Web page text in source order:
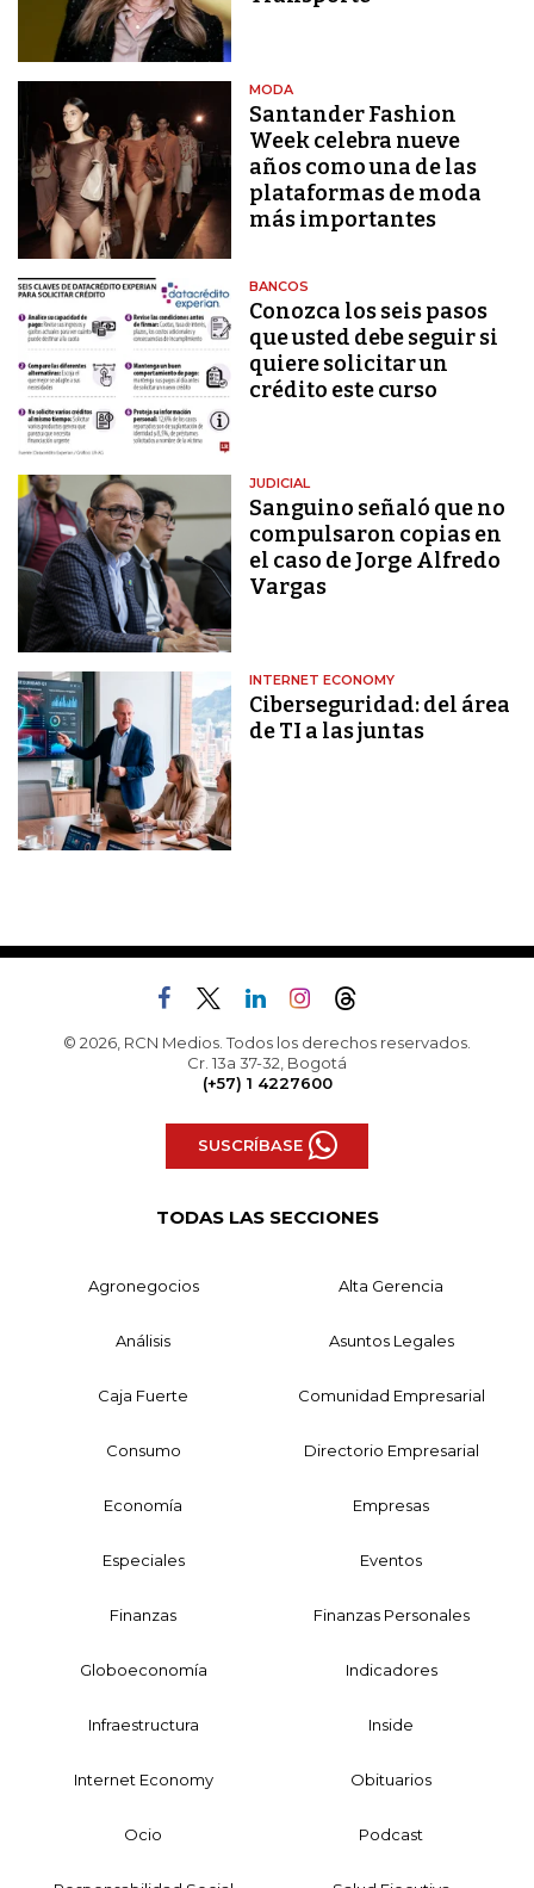
MODA
Santander Fashion
Week celebra nueve
años como una de las
plataformas de moda
más importantes
BANCOS
Conozca los seis pasos
que usted debe seguir si
quiere solicitar un
crédito este curso
JUDICIAL
Sanguino señaló que no
compulsaron copias en
el caso de Jorge Alfredo
Vargas
INTERNET ECONOMY
Ciberseguridad: del área
de TI a las juntas
© 2026, RCN Medios. Todos los derechos reservados.
Cr. 13a 37-32, Bogotá
(+57) 1 4227600
SUSCRÍBASE
TODAS LAS SECCIONES
Agronegocios Alta Gerencia
Análisis Asuntos Legales
Caja Fuerte Comunidad Empresarial
Consumo Directorio Empresarial
Economía Empresas
Especiales Eventos
Finanzas Finanzas Personales
Globoeconomía Indicadores
Infraestructura Inside
Internet Economy Obituarios
Ocio Podcast